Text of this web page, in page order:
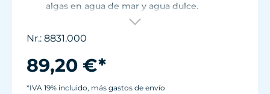
algas en agua de mar y agua dulce.
Consumo total aprox.9 W.
Soluciónes de montaje flexibles gracias al
soporte magnético Magnet Holder.
Nr.: 8831.000
89,20 €*
*IVA 19% incluido, más gastos de envío